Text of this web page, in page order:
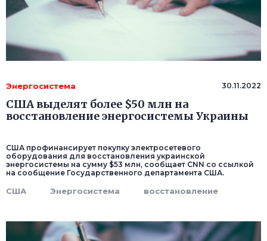
Энергосистема 30.11.2022
США выделят более $50 млн на
восстановление энергосистемы Украины
США профинансирует покупку электросетевого
оборудования для восстановления украинской
энергосистемы на сумму $53 млн, сообщает CNN со ссылкой
на сообщение Государственного департамента США.
США Энергосистема восстановление